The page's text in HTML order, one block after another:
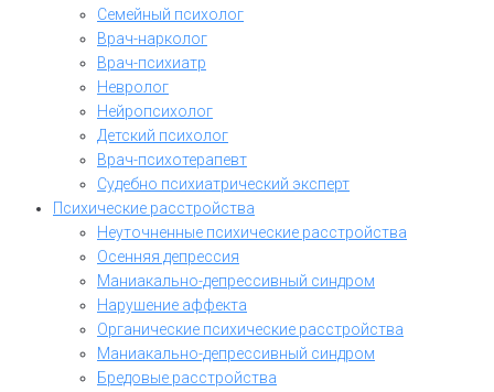
Семейный психолог
Врач-нарколог
Врач-психиатр
Невролог
Нейропсихолог
Детский психолог
Врач-психотерапевт
Судебно психиатрический эксперт
Психические расстройства
Неуточненные психические расстройства
Осенняя депрессия
Маниакально-депрессивный синдром
Нарушение аффекта
Органические психические расстройства
Маниакально-депрессивный синдром
Бредовые расстройства